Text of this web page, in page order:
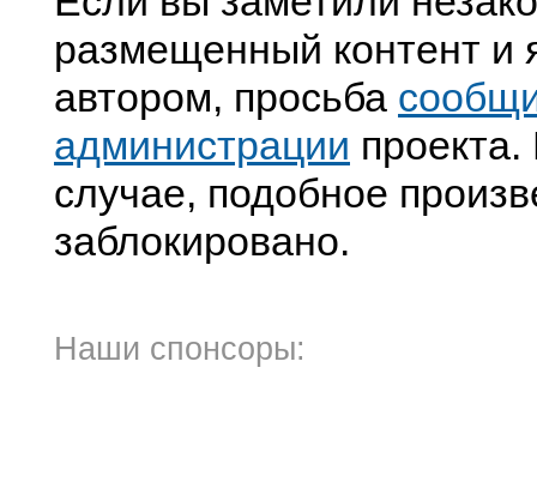
размещенный контент и
автором, просьба
администрации
случае, подобное
заблокировано.
Наши спонсоры: